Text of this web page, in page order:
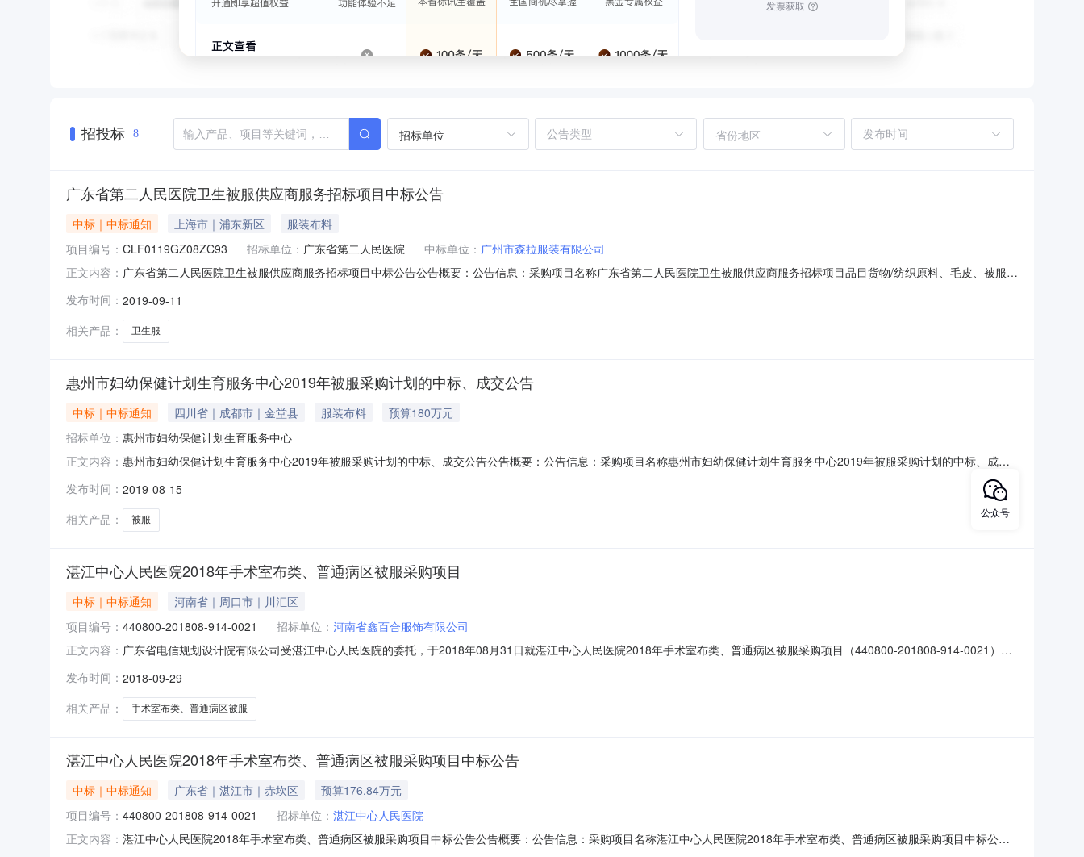
发票获取
招投标 8 招标单位 省份地区
广东省第二人民医院卫生被服供应商服务招标项目中标公告
中标｜中标通知 上海市｜浦东新区
服装布料
项目编号： CLF0119GZ08ZC93 招标单位： 广东省第二人民医院 中标单位： 广州市森拉服装有限公司
正文内容： 广东省第二人民医院卫生被服供应商服务招标项目中标公告公告概要：公告信息：采购项目名称广东省第二人民医院卫生被服供应商服务招标项目品目货物/纺织原料、毛皮、被服装
单高宪瑞、张涛、赵征、赵勇、黄幼平总中标金额￥155.874800万元（人民币）联系人及联系方式：项目联系人李女士项目联系电话020-87651688-150，139采购单位
发布时间： 2019-09-11
相关产品：
卫生服
惠州市妇幼保健计划生育服务中心2019年被服采购计划的中标、成交公告
中标｜中标通知 四川省｜成都市｜金堂县 服装布料
预算180万元
招标单位： 惠州市妇幼保健计划生育服务中心
正文内容： 惠州市妇幼保健计划生育服务中心2019年被服采购计划的中标、成交公告公告概要：公告信息：采购项目名称惠州市妇幼保健计划生育服务中心2019年被服采购计划的中标、成交
公告品目采购单位惠州市妇幼保健计划生育服务中心行政区域惠州市公告时间2019年08月15日11:58本项目招标公告日期2019年07月18日中标日期2019年08月08日评审专家名单冯
麟、罗静、吴良群、丘慧澄、钟锦荣总中标金额￥180.000000万元（人民币）联系人及联系方式：项目联系人李小姐项目联系电话0752-7806068采购单位惠州市妇幼保健计
发布时间： 2019-08-15
相关产品：
被服
湛江中心人民医院2018年手术室布类、普通病区被服采购项目
中标｜中标通知
河南省｜周口市｜川汇区
项目编号： 440800-201808-914-0021 招标单位： 河南省鑫百合服饰有限公司
正文内容： 广东省电信规划设计院有限公司受湛江中心人民医院的委托，于2018年08月31日就湛江中心人民医院2018年手术室布类、普通病区被服采购项目（440800-201808-914-0021）采
病区被服采购项目三、采购项目预算金额（元）：1,768,370四、采购方式：公开招标五、中标供应商1：中标供应商名称河南省鑫百合服饰有限公司法人代表谭
发布时间： 2018-09-29
相关产品：
手术室布类、普通病区被服
湛江中心人民医院2018年手术室布类、普通病区被服采购项目中标公告
中标｜中标通知 广东省｜湛江市｜赤坎区
预算176.84万元
项目编号： 440800-201808-914-0021 招标单位： 湛江中心人民医院
正文内容： 湛江中心人民医院2018年手术室布类、普通病区被服采购项目中标公告公告概要：公告信息：采购项目名称湛江中心人民医院2018年手术室布类、普通病区被服采购项目中标公告
公众号